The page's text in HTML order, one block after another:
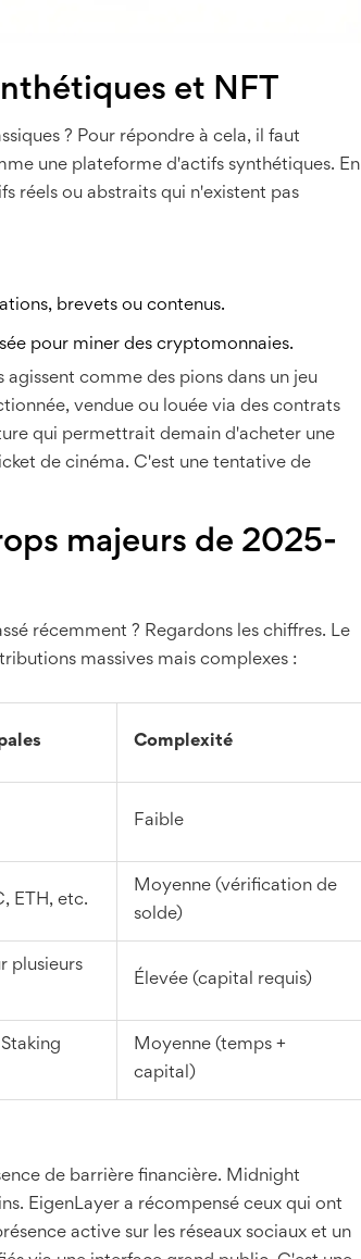
et NFT
? Pour répondre à cela, il faut
une plateforme d'actifs synthétiques. En
réels ou abstraits qui n'existent pas
brevets ou contenus.
pour miner des cryptomonnaies.
comme des pions dans un jeu
vendue ou louée via des contrats
qui permettrait demain d'acheter une
de cinéma. C'est une tentative de
majeurs de 2025-
récemment ? Regardons les chiffres. Le
massives mais complexes :
Complexité
Faible
ETH, etc.
Moyenne (vérification de
solde)
plusieurs
Élevée (capital requis)
Moyenne (temps +
capital)
de barrière financière. Midnight
EigenLayer a récompensé ceux qui ont
active sur les réseaux sociaux et un